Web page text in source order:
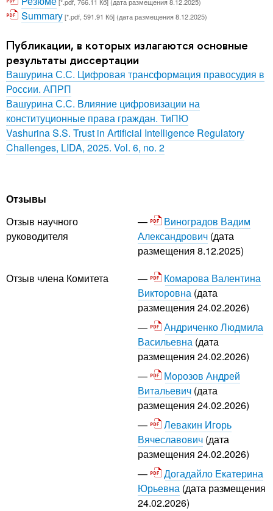
Summary[*.pdf, 591.91 Кб] (дата размещения 8.12.2025)
Публикации, в которых излагаются основные
результаты диссертации
Вашурина С.С. Цифровая трансформация правосудия в
России. АПРП
Вашурина С.С. Влияние цифровизации на
конституционные права граждан. ТиПЮ
Vashurina S.S. Trust in Artificial Intelligence Regulatory
Challenges, LIDA, 2025. Vol. 6, no. 2
Отзывы
Отзыв научного
руководителя
Виноградов Вадим
Александрович (дата
размещения 8.12.2025)
Отзыв члена Комитета
Комарова Валентина
Викторовна (дата
размещения 24.02.2026)
Андриченко Людмила
Васильевна (дата
размещения 24.02.2026)
Морозов Андрей
Витальевич (дата
размещения 24.02.2026)
Левакин Игорь
Вячеславович (дата
размещения 24.02.2026)
Догадайло Екатерина
Юрьевна (дата размещения
24.02.2026)